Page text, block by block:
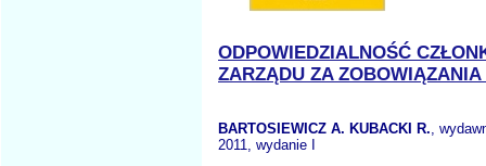
ODPOWIEDZIALNOŚĆ
ZARZĄDU ZA ZOBOWIĄZANIA
BARTOSIEWICZ A. KUBACKI R.,
2011, wydanie I